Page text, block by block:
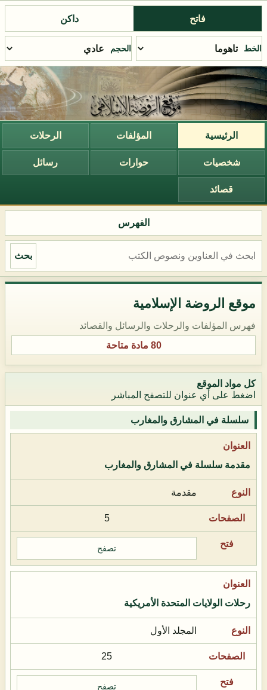
فاتح داكن
الخط الحجم
الرئيسية المؤلفات الرحلات
شخصيات حوارات رسائل
قصائد
الفهرس
بحث
موقع الروضة الإسلامية
فهرس المؤلفات والرحلات والرسائل والقصائد
80 مادة متاحة
كل مواد الموقع
اضغط على أي عنوان للتصفح المباشر
سلسلة في المشارق والمغارب
مقدمة سلسلة في المشارق والمغارب
مقدمة
5
تصفح
رحلات الولايات المتحدة الأمريكية
المجلد الأول
25
تصفح